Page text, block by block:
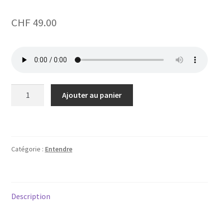
CHF49.00
Crystalide
Ajouter au panier
Catégorie : Entendre
Description